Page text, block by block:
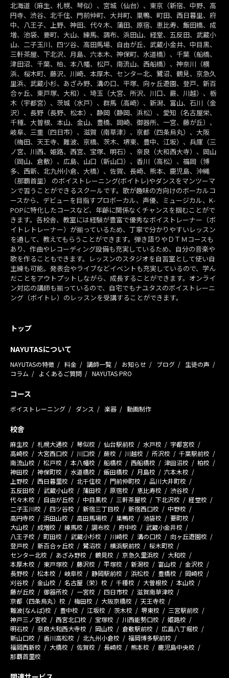
北海道（麻生、札幌、琴似）、宮城（仙台）、東京（新宿、中野、高
円寺、渋谷、北千住、門前仲町、大井町、巣鴨、町田、西日暮里、府
中、八王子、上野、神田、代々木、蒲田、原宿、恵比寿、飯田橋、成
増、池袋、要町、大山、練馬、調布、浜田山、経堂、五反田、武蔵小
山、二子玉川、四ツ谷、高田馬場、自由が丘、武蔵小金井、中目黒、
三軒茶屋、下北沢、月島、六本木、神保町、水道橋）、千葉（船橋、
津田沼、千葉、柏、本八幡、松戸、南流山、西船橋）、神奈川（横
浜、桜木町、藤沢、川崎、本厚木、センター北、鷺沼、鶴見、京急久
里浜、武蔵小杉、あざみ野、溝の口、平塚、向ヶ丘遊園、登戸、新百
合ヶ丘、東戸塚、大和）、埼玉（大宮、所沢、川口、蕨、川越）、栃
木（宇都宮）、茨城（水戸）、群馬（高崎）、新潟、富山、石川（金
沢）、長野（長野、松本）、静岡（静岡、浜松）、愛知（名古屋栄、
千種、大曽根、本山、金山、豊橋、岡崎、御器所、一宮、藤が丘）、
岐阜、三重（四日市）、滋賀（南草津）、京都（四条烏丸）、大阪
（梅田、天王寺、難波、京橋、茨木、堺東、豊中、江坂）、兵庫（三
ノ宮、川西、姫路、西宮、宝塚、明石）、奈良（大和西大寺）、岡山
（岡山、倉敷）、広島、山口（新山口）、香川（高松）、福岡（博
多、西新、北九州小倉、大橋）、佐賀、長崎、熊本、鹿児島、沖縄
（那覇首里） のボイストレーニング(ボイトレ)やダンスをマンツーマ
ンで習うことができるスクールです。歌が趣味の方向けのボーカルコ
ースから、デビューを目指すプロボーカル、声優、ミュージカル、K-
POPに特化したコースなど、年齢に関係なくチャンスを掴むことがで
きます。各校舎、教室には経験が豊富で優秀なボイストレーナー（ボ
イトレトレーナー）が揃っているため、丁寧で分かりやすいレッスン
を通して、教えてもらうことができます。弾き語りやＤＴＭコースも
あり、作曲やレコーディング設備も充実しているため、自分の音楽や
歌を作ることもできます。レッスンのスタジオを自習室として使い自
主練も可能。発表会やライブなどイベントも充実しているので、学ん
だことをアウトプットしながら、成長することができます。オンライ
ン対応の講師も揃っているので、自宅でもナユタスのボイストレーニ
ング（ボイトレ）のレッスンを受講することができます。
トップ
NAYUTASについて
NAYUTASの特徴 料金 講師一覧 お知らせ ブログ
生徒の声
コラム
よくあるご質問 NAYUTAS PRO
コース
ボイストレーニング ダンス 楽器 動画制作
校舎
麻生校 札幌大通校 琴似校 仙台駅前校 水戸校
宇都宮校
高崎校
大宮西口校 川口校 蕨校 川越校 所沢校
千葉駅前校
南流山校
松戸校 本八幡校 船橋校 西船橋校 津田沼校
柏校
神田校
神保町校 水道橋校 飯田橋校 月島校
六本木校
上野校
西日暮里校 北千住校 門前仲町校
品川大井町校
五反田校
武蔵小山校 蒲田校 原宿校 恵比寿校
渋谷校
代々木校
自由が丘校 中目黒校 三軒茶屋校 下北沢校
経堂校
二子玉川校
四ツ谷校 新宿三丁目校 新宿西口校
中野校
高円寺校
浜田山校 高田馬場校 巣鴨校 池袋校
要町校
大山校
成増校 練馬校 調布校 府中校
武蔵小金井校
八王子校
町田校 武蔵小杉校 川崎校 溝の口校
向ヶ丘遊園校
登戸校
新百合ヶ丘校 鷺沼校 横浜駅前校
桜木町校
センター北校
あざみ野校 鶴見校 京急久里浜校
大和校
本厚木校
東戸塚校 藤沢校 平塚校 新潟校 富山校
金沢校
長野校
松本校 岐阜校 静岡駅前校 浜松校 豊橋校
岡崎校
刈谷校
金山校 名古屋（栄）校 千種校 大曽根校
本山校
藤が丘校
御器所校 一宮校 四日市校
滋賀南草津校
京都（四条烏丸）校
梅田校 大阪京橋校
天王寺校
難波(なんば)校
豊中校 江坂校 茨木校 堺東校
三宮駅前校
神戸三ノ宮校
西宮北口校 宝塚校 川西能勢口校
姫路校
明石校
奈良大和西大寺校 岡山校 倉敷駅前校
広島八丁堀校
新山口校
香川高松校 北九州小倉校
福岡博多駅前校
福岡西新校
大橋校 佐賀校 長崎校 熊本校
鹿児島中央校
那覇首里校